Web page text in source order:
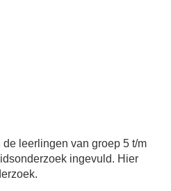
leerlingen van groep 5 t/m
ingevuld. Hier